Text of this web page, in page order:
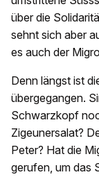
über die
sehnt sich aber
es auch der
Denn längst ist
übergegangen.
Schwarzkopf
Zigeunersalat?
Peter? Hat die
gerufen, um das